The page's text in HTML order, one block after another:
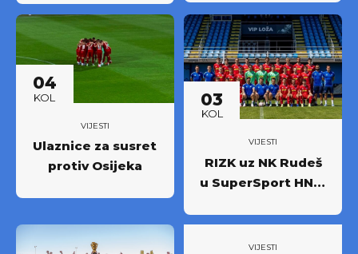
godišnjih ulaznica
NK Rudeš za
prvoligašku
sezonu 2026/27.!
04
KOL
VIJESTI
Ulaznice za susret
protiv Osijeka
03
KOL
VIJESTI
RIZK uz NK Rudeš
u SuperSport HNL-
novi iskorak među
najboljima
VIJESTI